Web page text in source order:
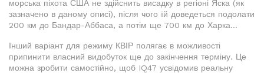
морська піхота США не здійснить висадку в регіоні Яска (як
зазначено в даному описі), після чого їй доведеться подолати
200 км до Бандар-Аббаса, а потім ще 700 км до Харка...
Інший варіант для режиму КВІР полягає в можливості
припинити власний видобуток ще до закінчення терміну. Це
можна зробити самостійно, щоб IQ47 усвідомив реальну